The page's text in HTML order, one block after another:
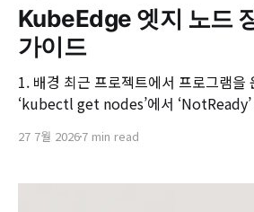
KubeEdge 엣지 노드
가이드
1. 배경 최근 프로젝트에서 프로그램을 운영하는 과정에서
‘kubectl get nodes’에서
태로 바뀌는 상황 등 다양한 이슈를 접
으로 다음과 같이 KubeEdge 환경에서
27 7월 20267 min read